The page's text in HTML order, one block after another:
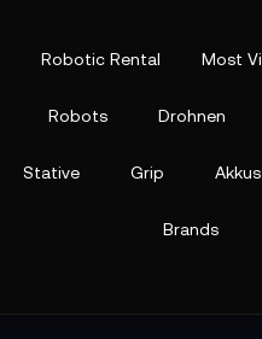
Robotic Rental Most
Robots Drohnen
Stative Grip Akkus
Brands